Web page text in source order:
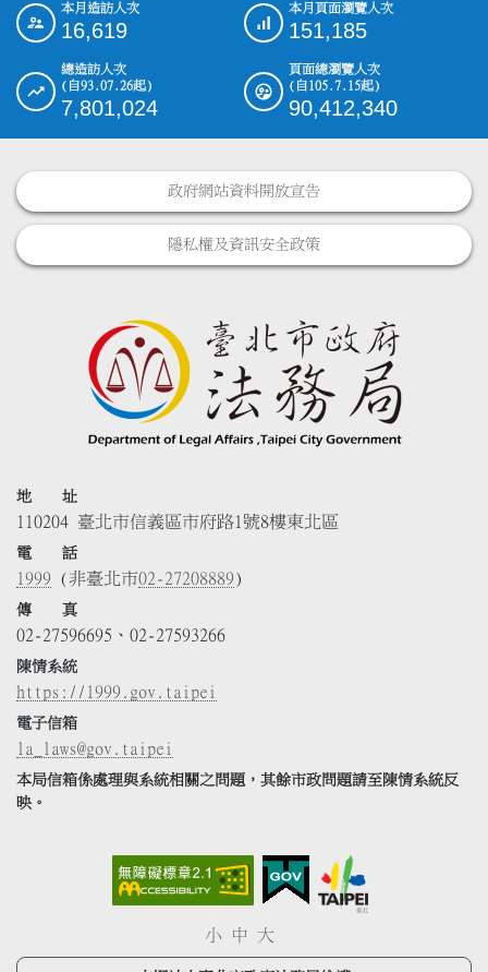
::: 本月造訪人次
16,619
本月頁面瀏覽人次
151,185
總造訪人次
(自93.07.26起)
7,801,024
頁面總瀏覽人次
(自105.7.15起)
90,412,340
政府網站資料開放宣告
隱私權及資訊安全政策
地 址
110204 臺北市信義區市府路1號8樓東北區
電 話
1999 (非臺北市02-27208889)
傳 真
02-27596695、02-27593266
陳情系統
https://1999.gov.taipei
電子信箱
la_laws@gov.taipei
本局信箱係處理與系統相關之問題，其餘市政問題請至陳情系統反
映。
小 中 大